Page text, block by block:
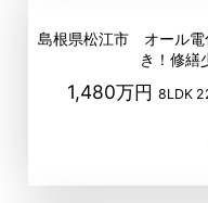
島根県松江市 オール電
き！修繕
1,480万円 8LDK